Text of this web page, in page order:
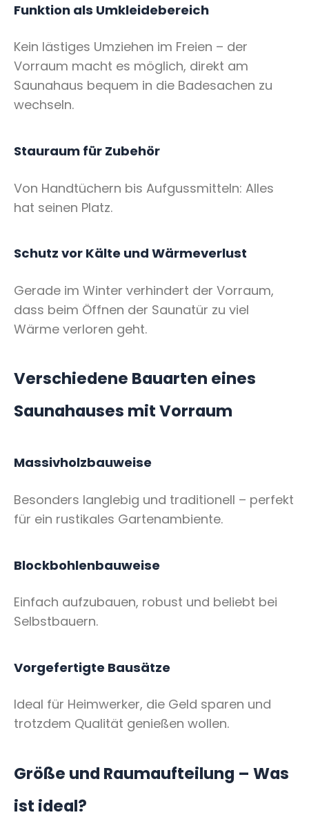
Funktion als Umkleidebereich
Kein lästiges Umziehen im Freien – der
Vorraum macht es möglich, direkt am
Saunahaus bequem in die Badesachen zu
wechseln.
Stauraum für Zubehör
Von Handtüchern bis Aufgussmitteln: Alles
hat seinen Platz.
Schutz vor Kälte und Wärmeverlust
Gerade im Winter verhindert der Vorraum,
dass beim Öffnen der Saunatür zu viel
Wärme verloren geht.
Verschiedene Bauarten eines
Saunahauses mit Vorraum
Massivholzbauweise
Besonders langlebig und traditionell – perfekt
für ein rustikales Gartenambiente.
Blockbohlenbauweise
Einfach aufzubauen, robust und beliebt bei
Selbstbauern.
Vorgefertigte Bausätze
Ideal für Heimwerker, die Geld sparen und
trotzdem Qualität genießen wollen.
Größe und Raumaufteilung – Was
ist ideal?